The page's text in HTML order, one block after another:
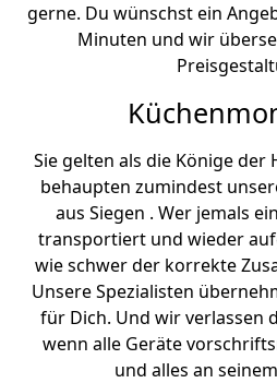
gerne. Du wünschst ein
Minuten und wir
Sie gelten als die Könige
behaupten zumindest
aus Siegen . Wer jemals
transportiert und wieder
wie schwer der korrekte
Unsere Spezialisten
für Dich. Und wir verlassen
wenn alle Geräte
und alles an